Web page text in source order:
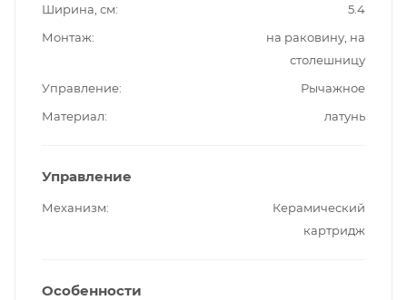
Ширина, см
5.4
Монтаж
на раковину, на
столешницу
Управление
Рычажное
Материал
латунь
Управление
Механизм
Керамический
картридж
Особенности